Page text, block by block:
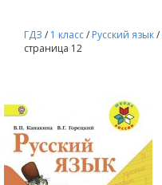
ГДЗ / 1 класс/ Русский язык/
страница 12